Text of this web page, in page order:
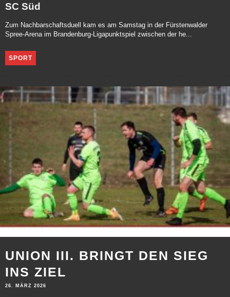
SC Süd
Zum Nachbarschaftsduell kam es am Samstag in der Fürstenwalder
Spree-Arena im Brandenburg-Ligapunktspiel zwischen der he...
SPORT
UNION III. BRINGT DEN SIEG
INS ZIEL
26. MÄRZ 2026